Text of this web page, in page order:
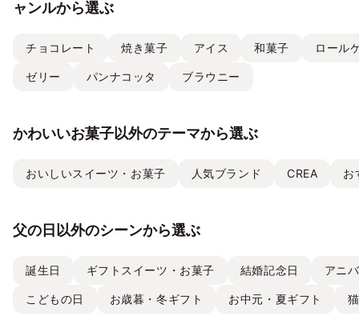
ャンルから選ぶ
チョコレート 焼き菓子 アイス 和菓子 ロール
ゼリー パンナコッタ ブラウニー
かわいいお菓子以外のテーマから選ぶ
おいしいスイーツ・お菓子 人気ブランド CREA お
父の日以外のシーンから選ぶ
誕生日 ギフトスイーツ・お菓子 結婚記念日 アニ
こどもの日 お歳暮・冬ギフト お中元・夏ギフト